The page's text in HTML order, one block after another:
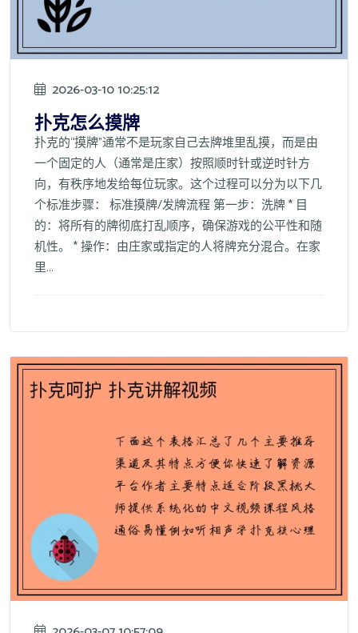
2026-03-10 10:25:12
扑克怎么摸牌
扑克的“摸牌”通常不是玩家自己去牌堆里乱摸，而是由
一个固定的人（通常是庄家）按照顺时针或逆时针方
向，有秩序地发给每位玩家。这个过程可以分为以下几
个标准步骤： 标准摸牌/发牌流程 第一步：洗牌 * 目
的：将所有的牌彻底打乱顺序，确保游戏的公平性和随
机性。 * 操作：由庄家或指定的人将牌充分混合。在家
里...